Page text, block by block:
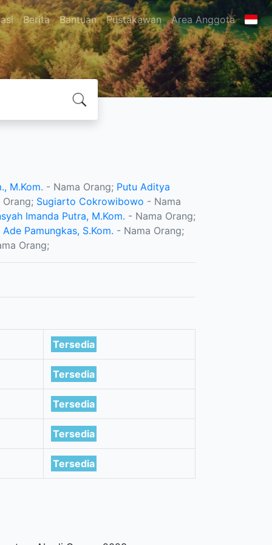
Berita Bantuan Pustakawan Area Anggota
M.Kom. - Nama Orang; Putu Aditya
Sugiarto Cokrowibowo - Nama
Imanda Putra, M.Kom. - Nama Orang;
Pamungkas, S.Kom. - Nama Orang;
Orang;
Tersedia
Tersedia
Tersedia
Tersedia
Tersedia